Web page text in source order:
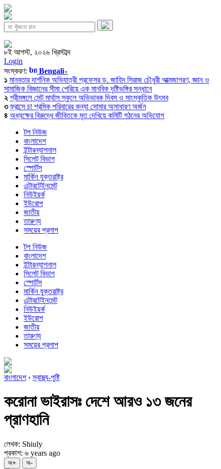
৮ই আগস্ট, ২০২৬ খ্রিস্টাব্দ
Login
সংস্করণ:
Bengali▼
১ মানবতার দার্শনিক অভিযাত্রী প্রফেসর ড. জাহিদ সিরাজ চৌধুরী আত্মজাগরণ, জ্ঞান ও
সামাজিক বিজ্ঞানের সীমা পেরিয়ে এক মানবিক দৃষ্টিভঙ্গির সন্ধানে
২ শ্রীমঙ্গলে সেন্ট মার্থাস স্কুলে অভিভাবক দিবস ও সাংস্কৃতিক উৎসব
৩ ফ্রান্সে চা শ্রমিক পরিবারের কন্যা সোমার অসাধারণ অর্জন
৪ অধ্যক্ষের বিরুদ্ধে জীবিতকে মৃত দেখিয়ে কমিটি গঠনের অভিযোগ
টপ নিউজ
বাংলাদেশ
ইন্টারন্যাশনাল
সিলেট বিভাগ
স্পোর্টস
মার্কিন যুক্তরাষ্ট্র
এন্টারটেইনমেন্ট
নিউইয়র্ক
ইউরোপ
জাতীয়
তারুণ্য
সময়ের প্রলাপ
টপ নিউজ
বাংলাদেশ
ইন্টারন্যাশনাল
সিলেট বিভাগ
স্পোর্টস
মার্কিন যুক্তরাষ্ট্র
এন্টারটেইনমেন্ট
নিউইয়র্ক
ইউরোপ
জাতীয়
তারুণ্য
সময়ের প্রলাপ
বাংলাদেশ›স্বাস্থ্য-পুষ্টি
করোনা ভাইরাসঃ দেশে আরও ১৩ জনের
প্রাণহানি
লেখক: Shiuly
প্রকাশ: ৬ years ago
অ+ অ-